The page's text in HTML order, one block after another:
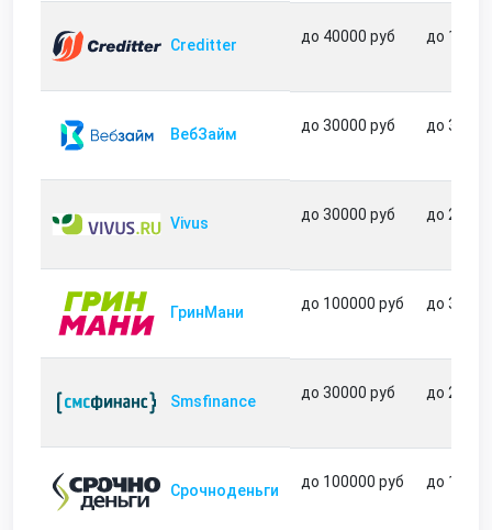
Creditter
до 40000 руб до 180
ВебЗайм
до 30000 руб до 30
Vivus
до 30000 руб до 21
ГринМани
до 100000 руб до 364
Smsfinance
до 30000 руб до 21
Срочноденьги
до 100000 руб до 180